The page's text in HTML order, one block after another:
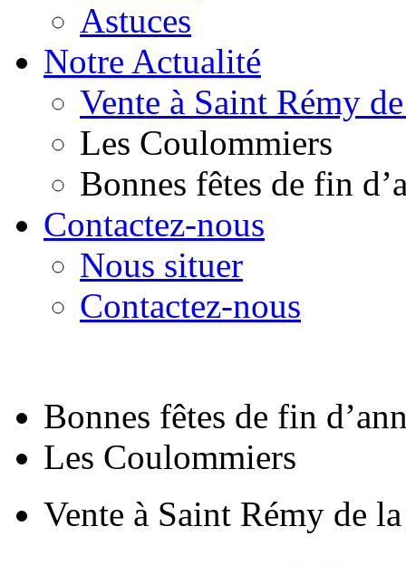
Astuces
Notre Actualité
Vente à Saint Rémy
Les Coulommiers
Bonnes fêtes de fin
Contactez-nous
Nous situer
Contactez-nous
Bonnes fêtes de fin
Les Coulommiers
Vente à Saint Rémy de